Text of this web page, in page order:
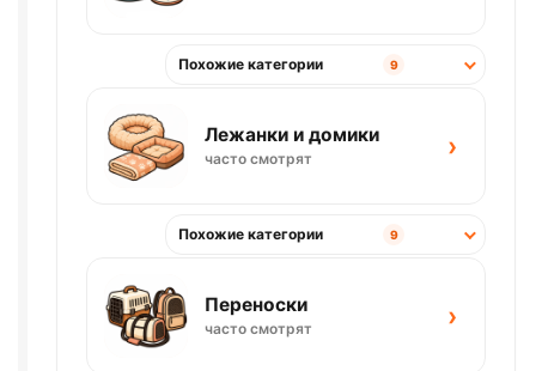
Похожие категории 9
Лежанки и домики
часто смотрят ›
Похожие категории 9
Переноски
часто смотрят ›